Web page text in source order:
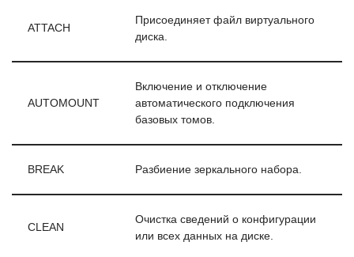
ATTACH
Присоединяет файл виртуального
диска.
AUTOMOUNT
Включение и отключение
автоматического подключения
базовых томов.
BREAK Разбиение зеркального набора.
CLEAN
Очистка сведений о конфигурации
или всех данных на диске.